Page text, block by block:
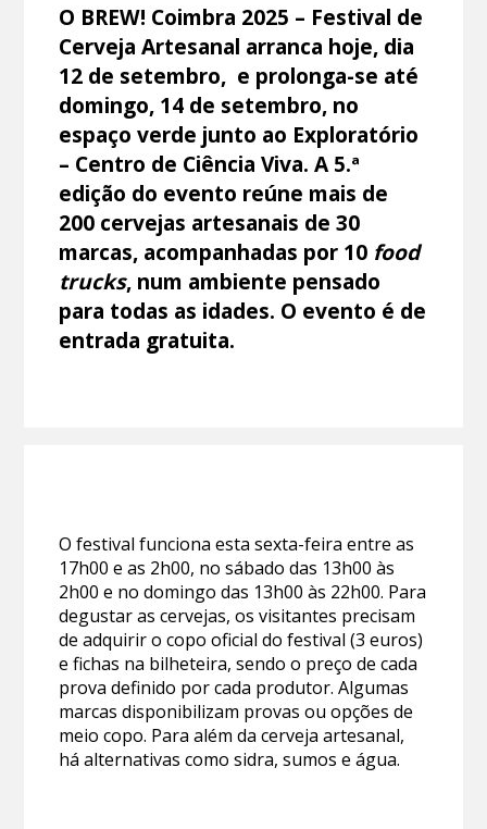
O BREW! Coimbra 2025 – Festival de
Cerveja Artesanal arranca hoje, dia
12 de setembro, e prolonga-se até
domingo, 14 de setembro, no
espaço verde junto ao Exploratório
– Centro de Ciência Viva. A 5.ª
edição do evento reúne mais de
200 cervejas artesanais de 30
marcas, acompanhadas por 10 food
trucks, num ambiente pensado
para todas as idades. O evento é de
entrada gratuita.
O festival funciona esta sexta-feira entre as
17h00 e as 2h00, no sábado das 13h00 às
2h00 e no domingo das 13h00 às 22h00. Para
degustar as cervejas, os visitantes precisam
de adquirir o copo oficial do festival (3 euros)
e fichas na bilheteira, sendo o preço de cada
prova definido por cada produtor. Algumas
marcas disponibilizam provas ou opções de
meio copo. Para além da cerveja artesanal,
há alternativas como sidra, sumos e água.